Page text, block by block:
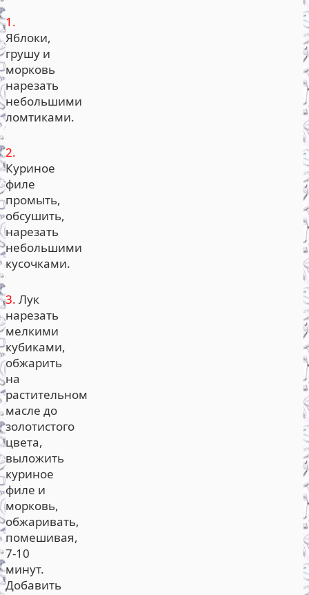
1.
Яблоки,
грушу и
морковь
нарезать
небольшими
ломтиками.
2.
Куриное
филе
промыть,
обсушить,
нарезать
небольшими
кусочками.
3. Лук
нарезать
мелкими
кубиками,
обжарить
на
растительном
масле до
золотистого
цвета,
выложить
куриное
филе и
морковь,
обжаривать,
помешивая,
7-10
минут.
Добавить